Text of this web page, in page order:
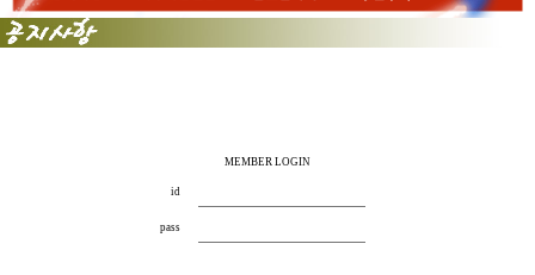
MEMBER LOGIN
id
pass